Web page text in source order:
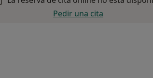
Pedir una cita